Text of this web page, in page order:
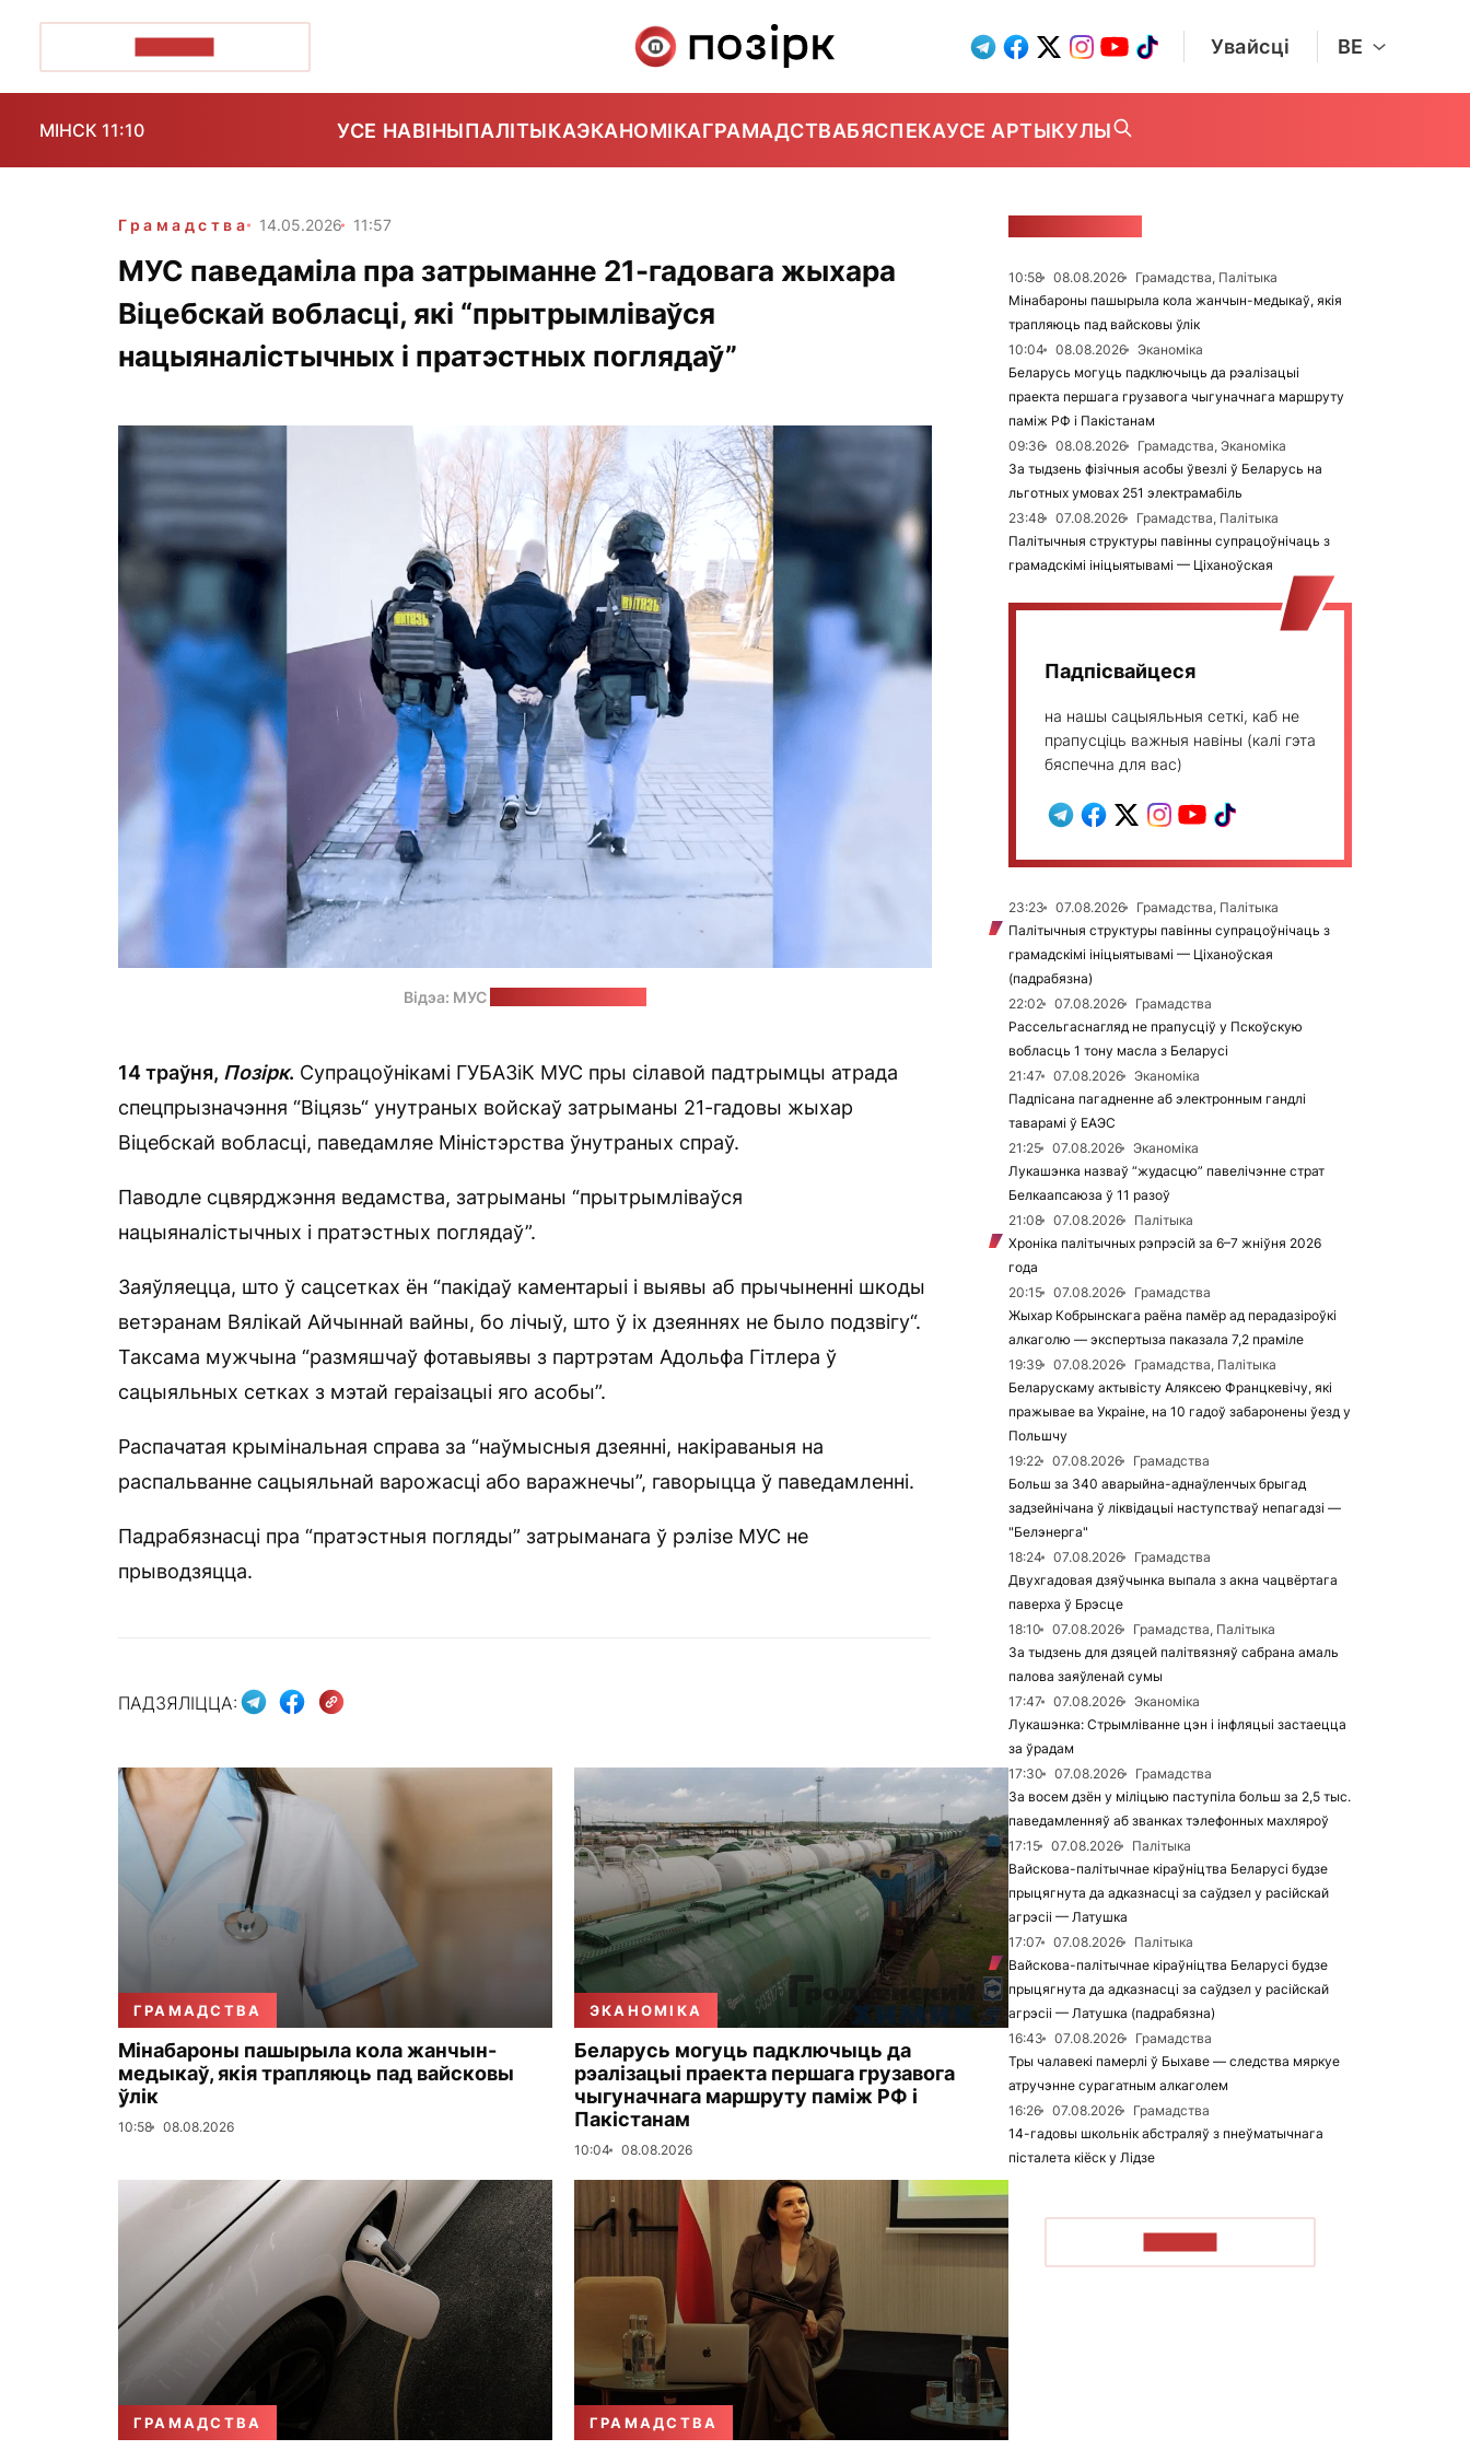
Увайсці BE
МІНСК 11:10 УСЕ НАВІНЫПАЛІТЫКАЭКАНОМІКАГРАМАДСТВАБЯСПЕКАУСЕ АРТЫКУЛЫ
Грамадства 14.05.2026 11:57
МУС паведаміла пра затрыманне 21-гадовага жыхара
Віцебскай вобласці, які “прытрымліваўся
нацыяналістычных і пратэстных поглядаў”
Відэа: МУС
14 траўня, Позірк. Супрацоўнікамі ГУБАЗіК МУС пры сілавой падтрымцы атрада
спецпрызначэння “Віцязь“ унутраных войскаў затрыманы 21-гадовы жыхар
Віцебскай вобласці, паведамляе Міністэрства ўнутраных спраў.
Паводле сцвярджэння ведамства, затрыманы “прытрымліваўся
нацыяналістычных і пратэстных поглядаў”.
Заяўляецца, што ў сацсетках ён “пакідаў каментарыі і выявы аб прычыненні шкоды
ветэранам Вялікай Айчыннай вайны, бо лічыў, што ў іх дзеяннях не было подзвігу“.
Таксама мужчына “размяшчаў фотавыявы з партрэтам Адольфа Гітлера ў
сацыяльных сетках з мэтай гераізацыі яго асобы”.
Распачатая крымінальная справа за “наўмысныя дзеянні, накіраваныя на
распальванне сацыяльнай варожасці або варажнечы”, гаворыцца ў паведамленні.
Падрабязнасці пра “пратэстныя погляды” затрыманага ў рэлізе МУС не
прыводзяцца.
ПАДЗЯЛІЦЦА:
ГРАМАДСТВА
Мінабароны пашырыла кола жанчын-
медыкаў, якія трапляюць пад вайсковы
ўлік
10:58 08.08.2026
ЭКАНОМІКА
Беларусь могуць падключыць да
рэалізацыі праекта першага грузавога
чыгуначнага маршруту паміж РФ і
Пакістанам
10:04 08.08.2026
ГРАМАДСТВА ГРАМАДСТВА
10:58 08.08.2026
Грамадства, Палітыка
Мінабароны пашырыла кола жанчын-медыкаў, якія
трапляюць пад вайсковы ўлік
10:04
08.08.2026
Эканоміка
Беларусь могуць падключыць да рэалізацыі
праекта першага грузавога чыгуначнага маршруту
паміж РФ і Пакістанам
09:36
08.08.2026
Грамадства, Эканоміка
За тыдзень фізічныя асобы ўвезлі ў Беларусь на
льготных умовах 251 электрамабіль
23:48
07.08.2026
Грамадства, Палітыка
Палітычныя структуры павінны супрацоўнічаць з
грамадскімі ініцыятывамі — Ціханоўская
Падпісвайцеся
на нашы сацыяльныя сеткі, каб не
прапусціць важныя навіны (калі гэта
бяспечна для вас)
23:23 07.08.2026
Грамадства, Палітыка
Палітычныя структуры павінны супрацоўнічаць з
грамадскімі ініцыятывамі — Ціханоўская
(падрабязна)
22:02
07.08.2026
Грамадства
Рассельгаснагляд не прапусціў у Пскоўскую
вобласць 1 тону масла з Беларусі
21:47
07.08.2026
Эканоміка
Падпісана пагадненне аб электронным гандлі
таварамі ў ЕАЭС
21:25
07.08.2026
Эканоміка
Лукашэнка назваў “жудасцю” павелічэнне страт
Белкаапсаюза ў 11 разоў
21:08
07.08.2026
Палітыка
Хроніка палітычных рэпрэсій за 6–7 жніўня 2026
года
20:15
07.08.2026
Грамадства
Жыхар Кобрынскага раёна памёр ад перадазіроўкі
алкаголю — экспертыза паказала 7,2 праміле
19:39
07.08.2026
Грамадства, Палітыка
Беларускаму актывісту Аляксею Францкевічу, які
пражывае ва Украіне, на 10 гадоў забаронены ўезд у
Польшчу
19:22
07.08.2026
Грамадства
Больш за 340 аварыйна-аднаўленчых брыгад
задзейнічана ў ліквідацыі наступстваў непагадзі —
"Белэнерга"
18:24
07.08.2026
Грамадства
Двухгадовая дзяўчынка выпала з акна чацвёртага
паверха ў Брэсце
18:10
07.08.2026
Грамадства, Палітыка
За тыдзень для дзяцей палітвязняў сабрана амаль
палова заяўленай сумы
17:47
07.08.2026
Эканоміка
Лукашэнка: Стрымліванне цэн і інфляцыі застаецца
за ўрадам
17:30
07.08.2026
Грамадства
За восем дзён у міліцыю паступіла больш за 2,5 тыс.
паведамленняў аб званках тэлефонных махляроў
17:15
07.08.2026
Палітыка
Вайскова-палітычнае кіраўніцтва Беларусі будзе
прыцягнута да адказнасці за саўдзел у расійскай
агрэсіі — Латушка
17:07
07.08.2026
Палітыка
Вайскова-палітычнае кіраўніцтва Беларусі будзе
прыцягнута да адказнасці за саўдзел у расійскай
агрэсіі — Латушка (падрабязна)
16:43
07.08.2026
Грамадства
Тры чалавекі памерлі ў Быхаве — следства мяркуе
атручэнне сурагатным алкаголем
16:26
07.08.2026
Грамадства
14-гадовы школьнік абстраляў з пнеўматычнага
пісталета кіёск у Лідзе